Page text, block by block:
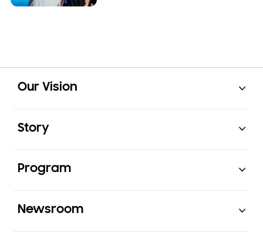
Our Vision
Story
Program
Newsroom